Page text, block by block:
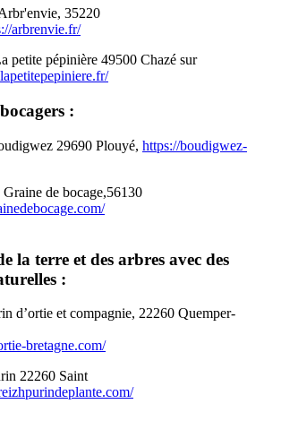
35220
arbrenvie.fr/
petite pépinière 49500 Chazé sur
:
29690 Plouyé, https://boudigwez-
de bocage,56130
la terre et des arbres avec des
:
d’ortie et compagnie, 22260 Quemper-
bretagne.com/
22260 Saint